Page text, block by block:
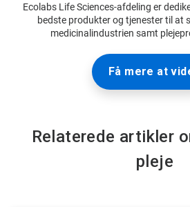
Ecolabs Life Sciences-afdeling er
bedste produkter og tjenester til at
medicinalindustrien samt
Få mere at
Relaterede artikler
pleje